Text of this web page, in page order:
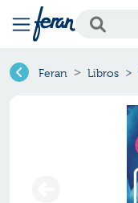
Feran Libros